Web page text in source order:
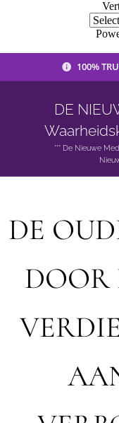
100%
DE
*** De Nieuwe
DE
DOOR